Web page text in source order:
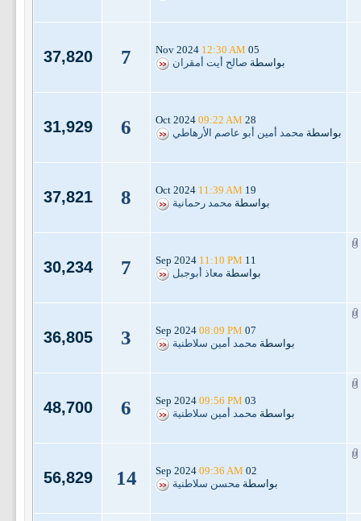
05 Nov 2024
12:30 AM
بواسطة صالح أيت أمقران 7
37,820
28 Oct 2024
09:22 AM
بواسطة محمد أمين أبو عاصم الأرهاطي 6
31,929
19 Oct 2024
11:39 AM
بواسطة محمد رحمانية 8
37,821
11 Sep 2024
11:10 PM
بواسطة معاذ أبوجبل 7
30,234
07 Sep 2024
08:09 PM
بواسطة محمد أمين سلاطنية 3
36,805
03 Sep 2024
09:56 PM
بواسطة محمد أمين سلاطنية 6
48,700
02 Sep 2024
09:36 AM
بواسطة محسن سلاطنية 14
56,829